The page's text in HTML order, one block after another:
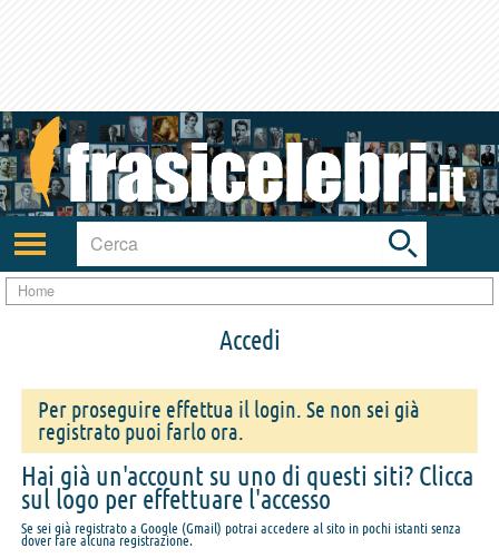
Attiva/disattiva
navigazione
Toggle
search
bar
Home
Accedi
Per proseguire effettua il login. Se non sei già
registrato puoi farlo ora.
Hai già un'account su uno di questi siti? Clicca
sul logo per effettuare l'accesso
Se sei già registrato a Google (Gmail) potrai accedere al sito in pochi istanti senza
dover fare alcuna registrazione.